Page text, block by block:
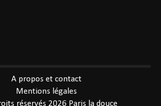
A propos et contact
Mentions légales
réservés 2026 Paris la douce